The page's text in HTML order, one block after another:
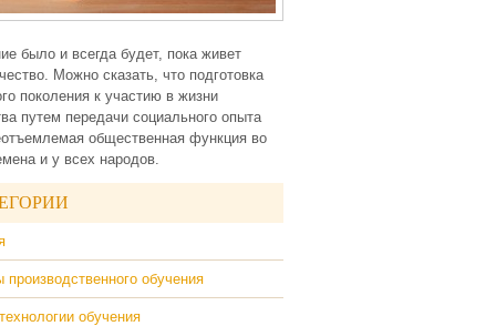
было и всегда будет, пока живет
Можно сказать, что подготовка
поколения к участию в жизни
путем передачи социального опыта
общественная функция во
и у всех народов.
производственного обучения
обучения